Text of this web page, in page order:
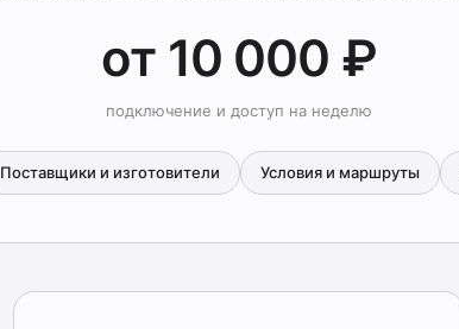
от 10 000 ₽
подключение и доступ на неделю
Поставщики и изготовители Условия и маршруты